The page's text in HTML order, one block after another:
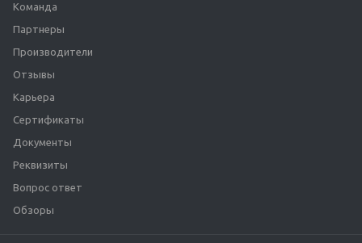
Команда
Партнеры
Производители
Отзывы
Карьера
Сертификаты
Документы
Реквизиты
Вопрос ответ
Обзоры